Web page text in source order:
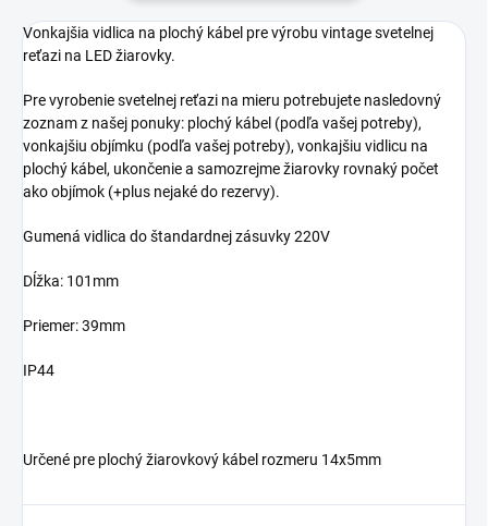
Vonkajšia vidlica na plochý kábel pre výrobu vintage svetelnej
reťazi na LED žiarovky.
Pre vyrobenie svetelnej reťazi na mieru potrebujete nasledovný
zoznam z našej ponuky: plochý kábel (podľa vašej potreby),
vonkajšiu objímku (podľa vašej potreby), vonkajšiu vidlicu na
plochý kábel, ukončenie a samozrejme žiarovky rovnaký počet
ako objímok (+plus nejaké do rezervy).
Gumená vidlica do štandardnej zásuvky 220V
Dĺžka: 101mm
Priemer: 39mm
IP44
Určené pre plochý žiarovkový kábel rozmeru 14x5mm